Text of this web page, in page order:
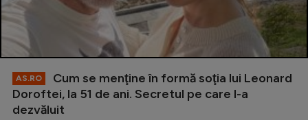
AS.RO
Cum se menţine în formă soţia lui Leonard
Doroftei, la 51 de ani. Secretul pe care l-a
dezvăluit